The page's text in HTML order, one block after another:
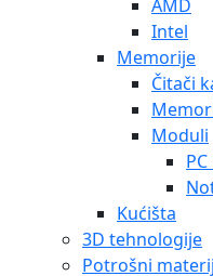
AMD
Intel
Memorije
Čitači
Moduli
PC
Kućišta
3D tehnologije
Potrošni